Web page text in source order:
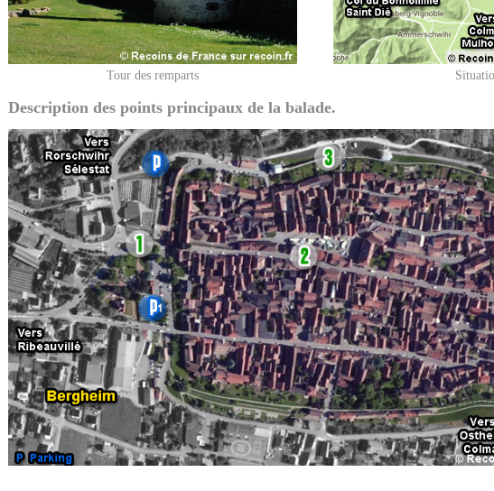
Tour des remparts
Description des points principaux de la balade.